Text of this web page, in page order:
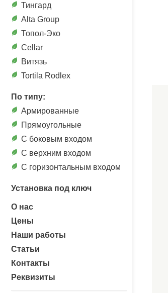
Тингард
Alta Group
Топол-Эко
Cellar
Витязь
Tortila Rodlex
По типу:
Армированные
Прямоугольные
C боковым входом
С верхним входом
C горизонтальным входом
Установка под ключ
О нас
Цены
Наши работы
Статьи
Контакты
Реквизиты